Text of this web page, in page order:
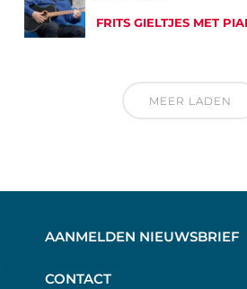
FRITS GIELTJES MET
MEER LADEN
AANMELDEN NIEUWSBRIEF
CONTACT